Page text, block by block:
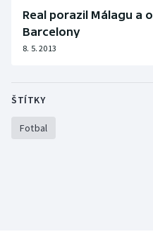
Real porazil Málagu a
Barcelony
8. 5. 2013
ŠTÍTKY
Fotbal